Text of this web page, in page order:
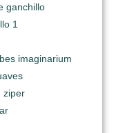
ganchillo
1
imaginarium
ziper